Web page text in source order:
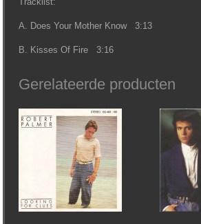
A. Does Your Mother Know 3:13
B. Kisses Of Fire 3:16
Gerelateerde producten